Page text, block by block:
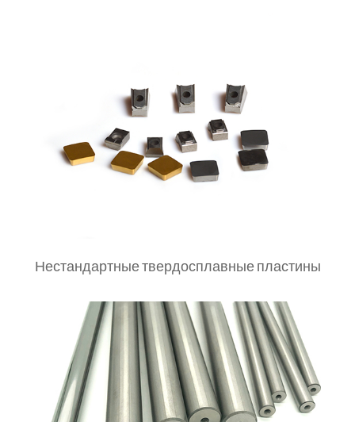
Нестандартные твердосплавные пластины